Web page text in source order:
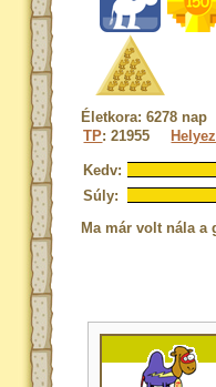
Életkora: 6278
TP: 21955
Kedv:
Súly:
Ma már volt nála a